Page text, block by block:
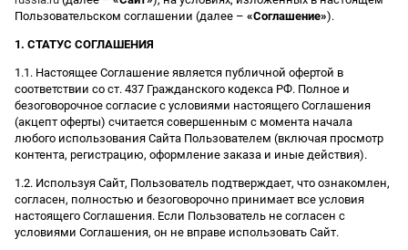
Пользовательском соглашении (далее – «Соглашение»).
1. СТАТУС СОГЛАШЕНИЯ
1.1. Настоящее Соглашение является публичной офертой в
соответствии со ст. 437 Гражданского кодекса РФ. Полное и
безоговорочное согласие с условиями настоящего Соглашения
(акцепт оферты) считается совершенным с момента начала
любого использования Сайта Пользователем (включая просмотр
контента, регистрацию, оформление заказа и иные действия).
1.2. Используя Сайт, Пользователь подтверждает, что ознакомлен,
согласен, полностью и безоговорочно принимает все условия
настоящего Соглашения. Если Пользователь не согласен с
условиями Соглашения, он не вправе использовать Сайт.